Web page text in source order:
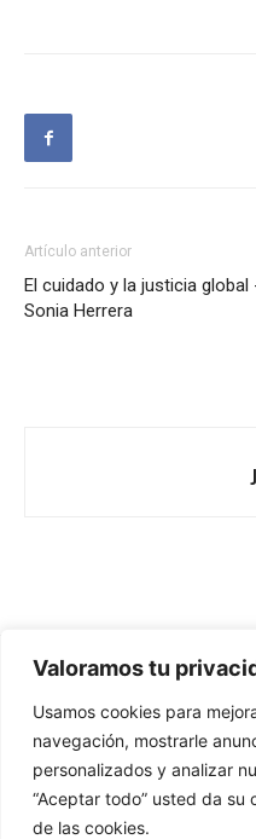
Valoramos tu
Usamos cookies para
navegación, mostrarle
personalizados y analizar
“Aceptar todo” usted da su
de las cookies.
Artículo anterior
El cuidado y la justicia global
Sonia Herrera
Redes Cristianas
Una mirada alternativa sobre la
- Colectivos de Redes Cristianas